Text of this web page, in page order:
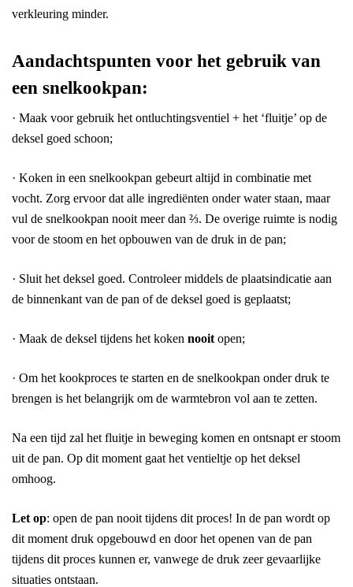
verkleuring minder.
Aandachtspunten voor het gebruik van
een snelkookpan:
· Maak voor gebruik het ontluchtingsventiel + het ‘fluitje’ op de
deksel goed schoon;
· Koken in een snelkookpan gebeurt altijd in combinatie met
vocht. Zorg ervoor dat alle ingrediënten onder water staan, maar
vul de snelkookpan nooit meer dan ⅔. De overige ruimte is nodig
voor de stoom en het opbouwen van de druk in de pan;
· Sluit het deksel goed. Controleer middels de plaatsindicatie aan
de binnenkant van de pan of de deksel goed is geplaatst;
· Maak de deksel tijdens het koken nooit open;
· Om het kookproces te starten en de snelkookpan onder druk te
brengen is het belangrijk om de warmtebron vol aan te zetten.
Na een tijd zal het fluitje in beweging komen en ontsnapt er stoom
uit de pan. Op dit moment gaat het ventieltje op het deksel
omhoog.
Let op: open de pan nooit tijdens dit proces! In de pan wordt op
dit moment druk opgebouwd en door het openen van de pan
tijdens dit proces kunnen er, vanwege de druk zeer gevaarlijke
situaties ontstaan.